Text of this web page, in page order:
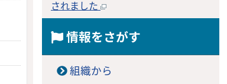
されました
情報をさがす
組織から